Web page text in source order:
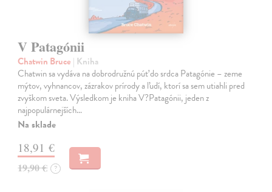
V Patagónii
Chatwin Bruce | Kniha
Chatwin sa vydáva na dobrodružnú púť do srdca Patagónie – zeme
mýtov, vyhnancov, zázrakov prírody a ľudí, ktorí sa sem utiahli pred
zvyškom sveta. Výsledkom je kniha V?Patagónii, jeden z
najpopulárnejších…
Na sklade
18,91 €
19,90 € ?